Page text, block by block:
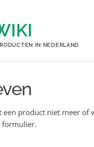
IN NEDERLAND
een product niet meer
formulier.